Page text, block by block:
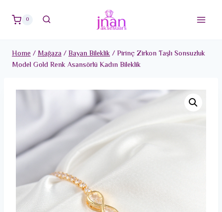
0
Home/Mağaza/Bayan Bileklik/Pirinç Zirkon Taşlı Sonsuzluk
Model Gold Renk Asansörlü Kadın Bileklik